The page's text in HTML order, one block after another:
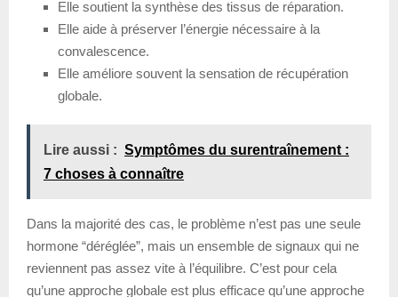
Elle soutient la synthèse des tissus de réparation.
Elle aide à préserver l’énergie nécessaire à la
convalescence.
Elle améliore souvent la sensation de récupération
globale.
Lire aussi : Symptômes du surentraînement :
7 choses à connaître
Dans la majorité des cas, le problème n’est pas une seule
hormone “déréglée”, mais un ensemble de signaux qui ne
reviennent pas assez vite à l’équilibre. C’est pour cela
qu’une approche globale est plus efficace qu’une approche